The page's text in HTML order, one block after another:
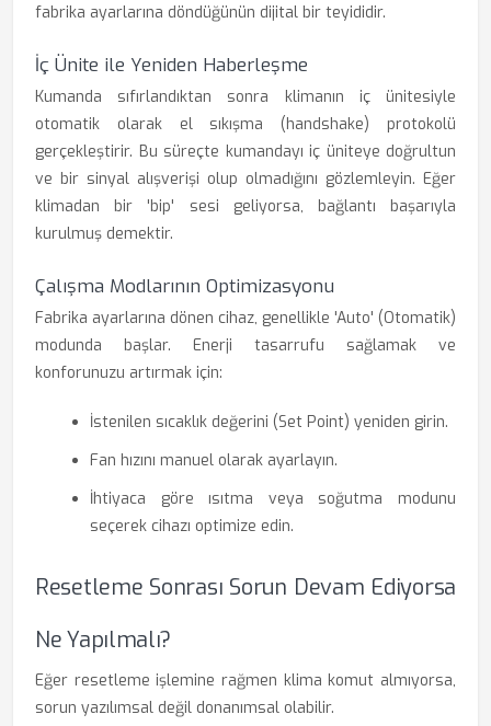
fabrika ayarlarına döndüğünün dijital bir teyididir.
İç Ünite ile Yeniden Haberleşme
Kumanda sıfırlandıktan sonra klimanın iç ünitesiyle
otomatik olarak el sıkışma (handshake) protokolü
gerçekleştirir. Bu süreçte kumandayı iç üniteye doğrultun
ve bir sinyal alışverişi olup olmadığını gözlemleyin. Eğer
klimadan bir 'bip' sesi geliyorsa, bağlantı başarıyla
kurulmuş demektir.
Çalışma Modlarının Optimizasyonu
Fabrika ayarlarına dönen cihaz, genellikle 'Auto' (Otomatik)
modunda başlar. Enerji tasarrufu sağlamak ve
konforunuzu artırmak için:
İstenilen sıcaklık değerini (Set Point) yeniden girin.
Fan hızını manuel olarak ayarlayın.
İhtiyaca göre ısıtma veya soğutma modunu
seçerek cihazı optimize edin.
Resetleme Sonrası Sorun Devam Ediyorsa
Ne Yapılmalı?
Eğer resetleme işlemine rağmen klima komut almıyorsa,
sorun yazılımsal değil donanımsal olabilir.